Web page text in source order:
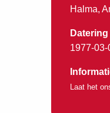
Halma,
Datering
1977-03-
Laat het